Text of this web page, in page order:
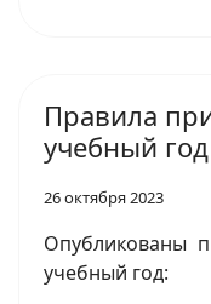
Правила
учебный год
26 октября 2023
Опубликованы
учебный год: